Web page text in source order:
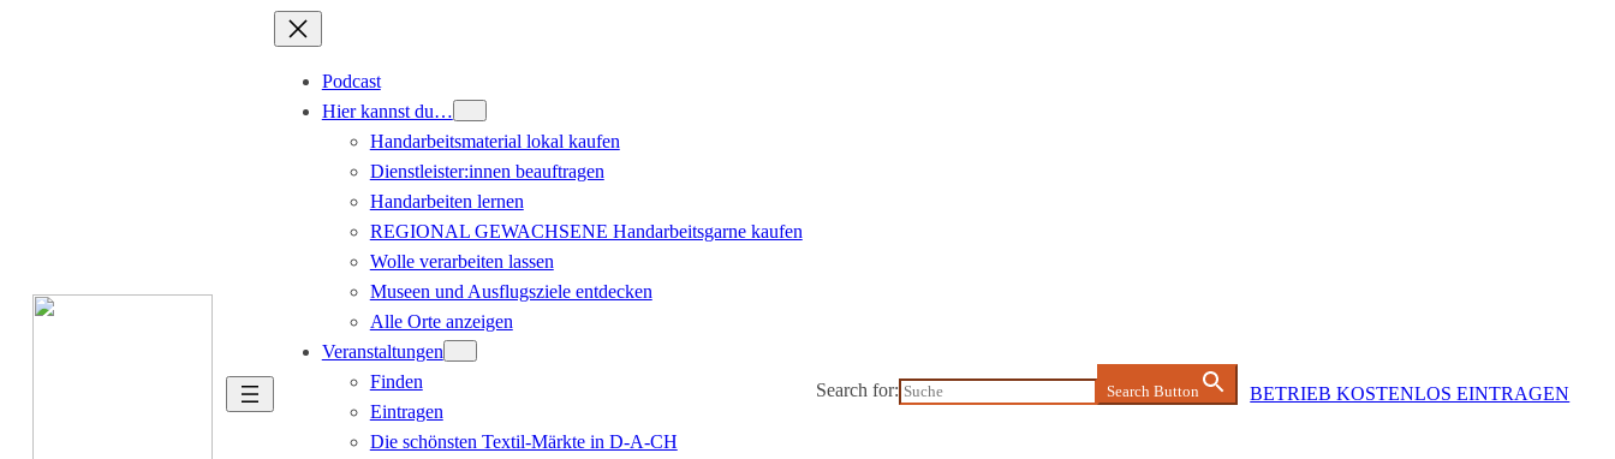
Podcast
Hier kannst du…
Handarbeitsmaterial lokal kaufen
Dienstleister:innen beauftragen
Handarbeiten lernen
REGIONAL GEWACHSENE Handarbeitsgarne kaufen
Wolle verarbeiten lassen
Museen und Ausflugsziele entdecken
Alle Orte anzeigen
Veranstaltungen
Finden
Eintragen
Die schönsten Textil-Märkte in D-A-CH
Search for: Search Button BETRIEB KOSTENLOS EINTRAGEN